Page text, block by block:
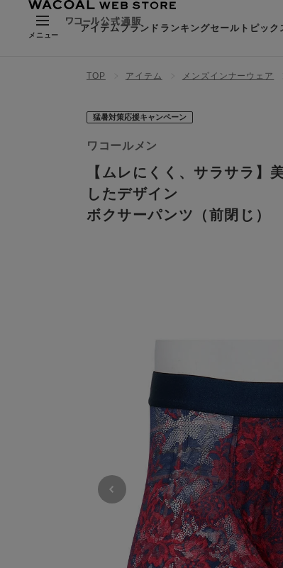
メニュー
アイテムブランド ランキングセールトピック
TOP アイテム メンズインナーウェア
猛暑対策応援キャンペーン
ワコールメン
【ムレにくく、サラサラ】
したデザイン
ボクサーパンツ（前閉じ）